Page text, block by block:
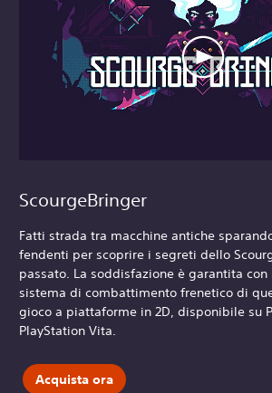
ScourgeBringer
Fatti strada tra macchine antiche
fendenti per scoprire i segreti dello
passato. La soddisfazione è garantita
sistema di combattimento frenetico di
gioco a piattaforme in 2D, disponibile su
PlayStation Vita.
Acquista ora